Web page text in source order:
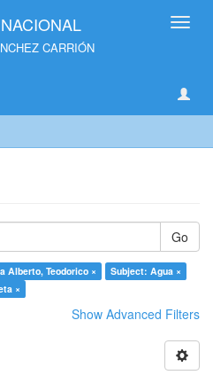
CARRIÓN
Go
Alberto, Teodorico ×
Subject: Agua ×
×
Show Advanced Filters